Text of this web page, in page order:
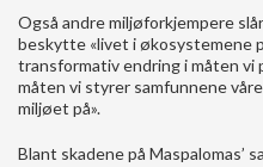
Også andre miljøforkjempere
beskytte «livet i økosystemene
transformativ endring i måten vi
måten vi styrer samfunnene
miljøet på».
Blant skadene på